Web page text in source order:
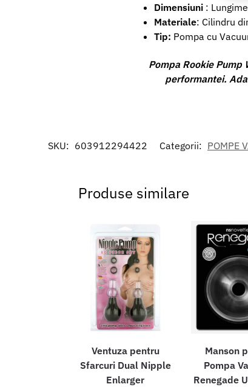
Dimensiuni:
Materiale: Cilindru
Tip: Pompa cu
Pompa Rookie
performantei.
SKU: 603912294422 Categorii: POMPE
Produse similare
Ventuza pentru
Sfarcuri Dual Nipple
Enlarger
Manson
Pompa
Renegade